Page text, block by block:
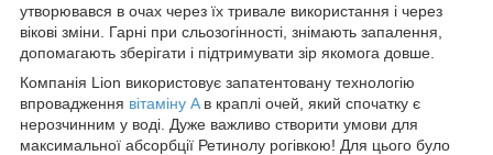
утворювався в очах через їх тривале використання і через
вікові зміни. Гарні при сльозогінності, знімають запалення,
допомагають зберігати і підтримувати зір якомога довше.
Компанія Lion використовує запатентовану технологію
впровадження вітаміну Aв краплі очей, який спочатку є
нерозчинним у воді. Дуже важливо створити умови для
максимальної абсорбції Ретинолу рогівкою! Для цього було